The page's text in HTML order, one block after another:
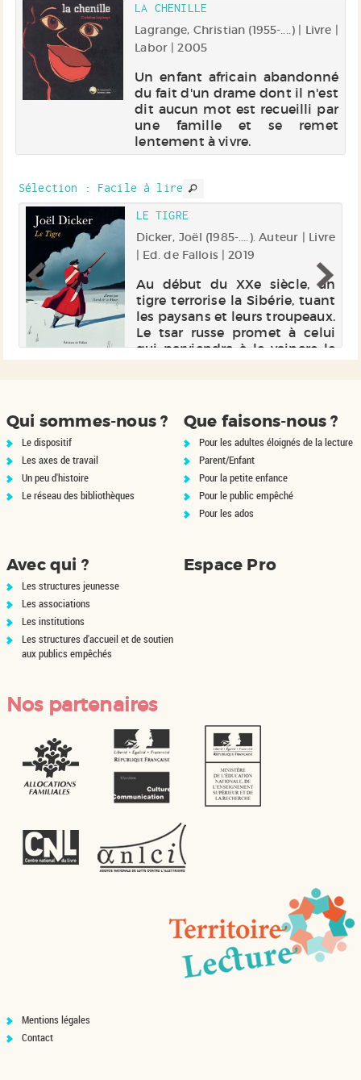
LA CHENILLE
Lagrange, Christian (1955-....) | Livre |
Labor | 2005
Un enfant africain abandonné
du fait d'un drame dont il n'est
dit aucun mot est recueilli par
une famille et se remet
lentement à vivre.
Sélection : Facile à lire
LE TIGRE
Dicker, Joël (1985-....). Auteur | Livre
| Ed. de Fallois | 2019
Au début du XXe siècle, un
tigre terrorise la Sibérie, tuant
les paysans et leurs troupeaux.
Le tsar russe promet à celui
qui parviendra à le vaincre le
poids de l'animal en pièces
Qui sommes-nous ?
Le dispositif
Les axes de travail
Un peu d'histoire
Le réseau des bibliothèques
Que faisons-nous ?
Pour les adultes éloignés de la lecture
Parent/Enfant
Pour la petite enfance
Pour le public empêché
Pour les ados
Avec qui ?
Les structures jeunesse
Les associations
Les institutions
Les structures d'accueil et de soutien
aux publics empêchés
Espace Pro
Nos partenaires
Mentions légales
Contact